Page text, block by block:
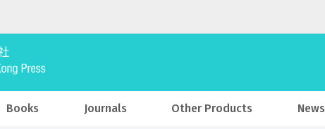
Books Journals Other Products News